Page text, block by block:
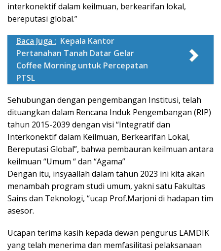
interkonektif dalam keilmuan, berkearifan lokal,
bereputasi global.”
Baca Juga : Kepala Kantor
Pertanahan Tanah Datar Gelar
Coffee Morning untuk Percepatan
PTSL
Sehubungan dengan pengembangan Institusi, telah
dituangkan dalam Rencana Induk Pengembangan (RIP)
tahun 2015-2039 dengan visi “Integratif dan
Interkonektif dalam Keilmuan, Berkearifan Lokal,
Bereputasi Global”, bahwa pembauran keilmuan antara
keilmuan “Umum “ dan “Agama”
Dengan itu, insyaallah dalam tahun 2023 ini kita akan
menambah program studi umum, yakni satu Fakultas
Sains dan Teknologi, “ucap Prof.Marjoni di hadapan tim
asesor.
Ucapan terima kasih kepada dewan pengurus LAMDIK
yang telah menerima dan memfasilitasi pelaksanaan